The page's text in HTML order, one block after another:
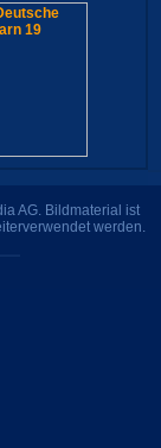
AG. Bildmaterial ist
werden.